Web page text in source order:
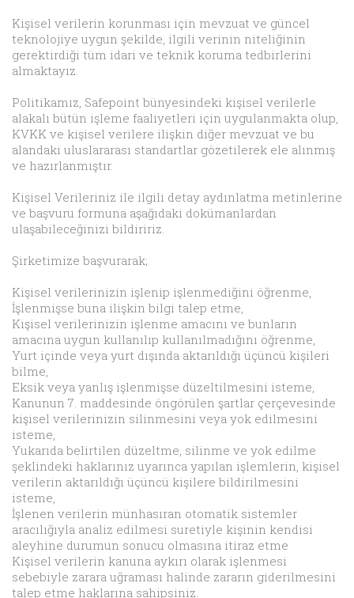
Kişisel verilerin korunması için mevzuat ve güncel
teknolojiye uygun şekilde, ilgili verinin niteliğinin
gerektirdiği tüm idari ve teknik koruma tedbirlerini
almaktayız.
Politikamız, Safepoint bünyesindeki kişisel verilerle
alakalı bütün işleme faaliyetleri için uygulanmakta olup,
KVKK ve kişisel verilere ilişkin diğer mevzuat ve bu
alandaki uluslararası standartlar gözetilerek ele alınmış
ve hazırlanmıştır.
Kişisel Verileriniz ile ilgili detay aydınlatma metinlerine
ve başvuru formuna aşağıdaki dokümanlardan
ulaşabileceğinizi bildiririz.
Şirketimize başvurarak;
Kişisel verilerinizin işlenip işlenmediğini öğrenme,
İşlenmişse buna ilişkin bilgi talep etme,
Kişisel verilerinizin işlenme amacını ve bunların
amacına uygun kullanılıp kullanılmadığını öğrenme,
Yurt içinde veya yurt dışında aktarıldığı üçüncü kişileri
bilme,
Eksik veya yanlış işlenmişse düzeltilmesini isteme,
Kanunun 7. maddesinde öngörülen şartlar çerçevesinde
kişisel verilerinizin silinmesini veya yok edilmesini
isteme,
Yukarıda belirtilen düzeltme, silinme ve yok edilme
şeklindeki haklarınız uyarınca yapılan işlemlerin, kişisel
verilerin aktarıldığı üçüncü kişilere bildirilmesini
isteme,
İşlenen verilerin münhasıran otomatik sistemler
aracılığıyla analiz edilmesi suretiyle kişinin kendisi
aleyhine durumun sonucu olmasına itiraz etme
Kişisel verilerin kanuna aykırı olarak işlenmesi
sebebiyle zarara uğraması halinde zararın giderilmesini
talep etme haklarına sahipsiniz.